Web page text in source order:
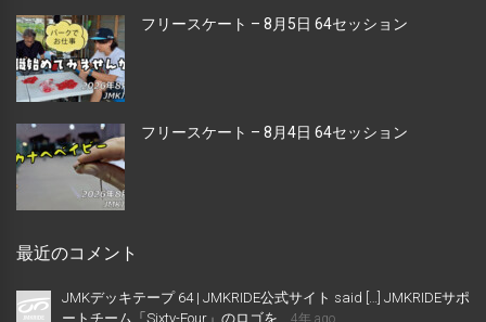
フリースケート – 8月5日 64セッション
フリースケート – 8月4日 64セッション
最近のコメント
JMKデッキテープ 64 | JMKRIDE公式サイト said […] JMKRIDEサポ
ートチーム「Sixty-Four」のロゴを...
4年 ago